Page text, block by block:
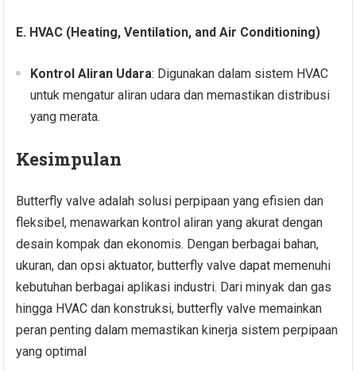
E. HVAC (Heating, Ventilation, and Air Conditioning)
Kontrol Aliran Udara: Digunakan dalam sistem HVAC
untuk mengatur aliran udara dan memastikan distribusi
yang merata.
Kesimpulan
Butterfly valve adalah solusi perpipaan yang efisien dan
fleksibel, menawarkan kontrol aliran yang akurat dengan
desain kompak dan ekonomis. Dengan berbagai bahan,
ukuran, dan opsi aktuator, butterfly valve dapat memenuhi
kebutuhan berbagai aplikasi industri. Dari minyak dan gas
hingga HVAC dan konstruksi, butterfly valve memainkan
peran penting dalam memastikan kinerja sistem perpipaan
yang optimal